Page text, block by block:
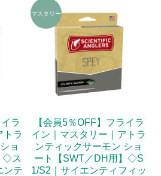
ラ
トラ
ョ
◇ス
ンテ
【会員5％OFF】フライラ
イン｜マスタリー｜アトラ
ンティックサーモン ショ
ート【SWT／DH用】◇S
1/S2｜サイエンティフィッ